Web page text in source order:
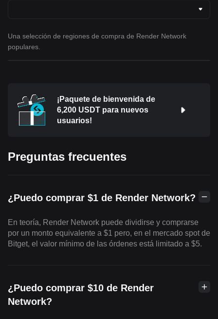
Una selección de regiones de compra de Render Network
populares.
¡Paquete de bienvenida de
6,200 USDT para nuevos
usuarios!
Preguntas frecuentes
¿Puedo comprar $1 de Render Network?
En teoría, Render Network puede dividirse y comprarse
por un monto equivalente a $1 pero, en el mercado spot de
Bitget, el valor mínimo de las órdenes está limitado a $5.
¿Puedo comprar $10 de Render
Network?